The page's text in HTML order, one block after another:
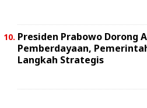
Presiden Prabowo Dorong
Pemberdayaan,
Langkah Strategis